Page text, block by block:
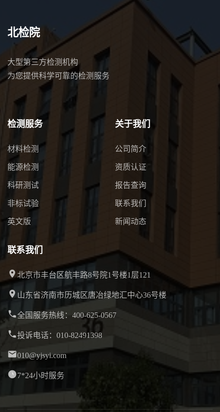
北检院
大型第三方检测机构
为您提供科学可靠的检测服务
检测服务
材料检测
能源检测
科研测试
非标试验
英文版
关于我们
公司简介
资质认证
报告查询
联系我们
新闻动态
联系我们
北京市丰台区航丰路8号院1号楼1层121
山东省济南市历城区唐冶绿地汇中心36号楼
全国服务热线：400-625-0567
投诉电话：010-82491398
010@yjsyi.com
7*24小时服务